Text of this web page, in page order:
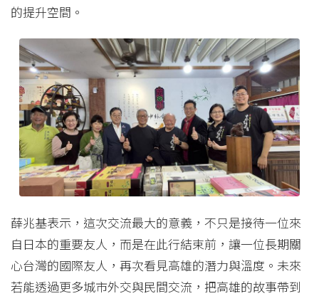
的提升空間。
薛兆基表示，這次交流最大的意義，不只是接待一位來
自日本的重要友人，而是在此行結束前，讓一位長期關
心台灣的國際友人，再次看見高雄的潛力與溫度。未來
若能透過更多城市外交與民間交流，把高雄的故事帶到